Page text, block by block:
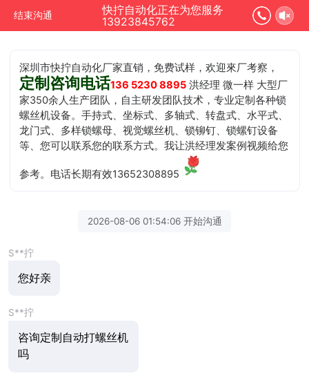
结束沟通
快拧自动化正在为您服务
13923845762
深圳市快拧自动化厂家直销，免费试样，欢迎來厂考察，
定制咨询电话136 5230 8895 洪经理 微一样 大型厂
家350余人生产团队，自主研发团队技术，专业定制各种锁
螺丝机设备。手持式、坐标式、多轴式、转盘式、水平式、
龙门式、多样锁螺母、视觉螺丝机、锁铆钉、锁螺钉设备
等、您可以联系您的联系方式。我让洪经理发案例视频给您
参考。电话长期有效13652308895
2026-08-06 01:54:06 开始沟通
S**拧
您好亲
S**拧
咨询定制自动打螺丝机
吗